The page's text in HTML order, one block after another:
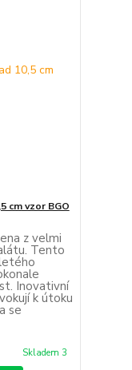
cm vzor BGO
z velmi
Tento
Inovativní
k útoku
se
Skladem 3